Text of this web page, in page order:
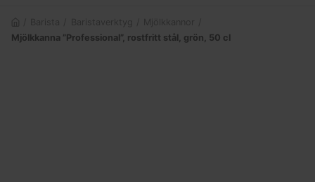
Mjölkkanna ”Professional”, rostfritt stål, grön, 50 cl